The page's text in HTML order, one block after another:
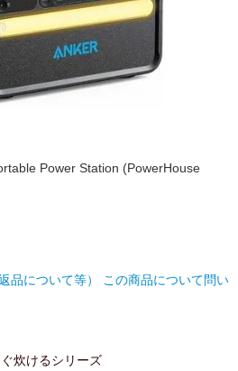
Power Station (PowerHouse
品について等）
この商品について問い
炊けるシリーズ